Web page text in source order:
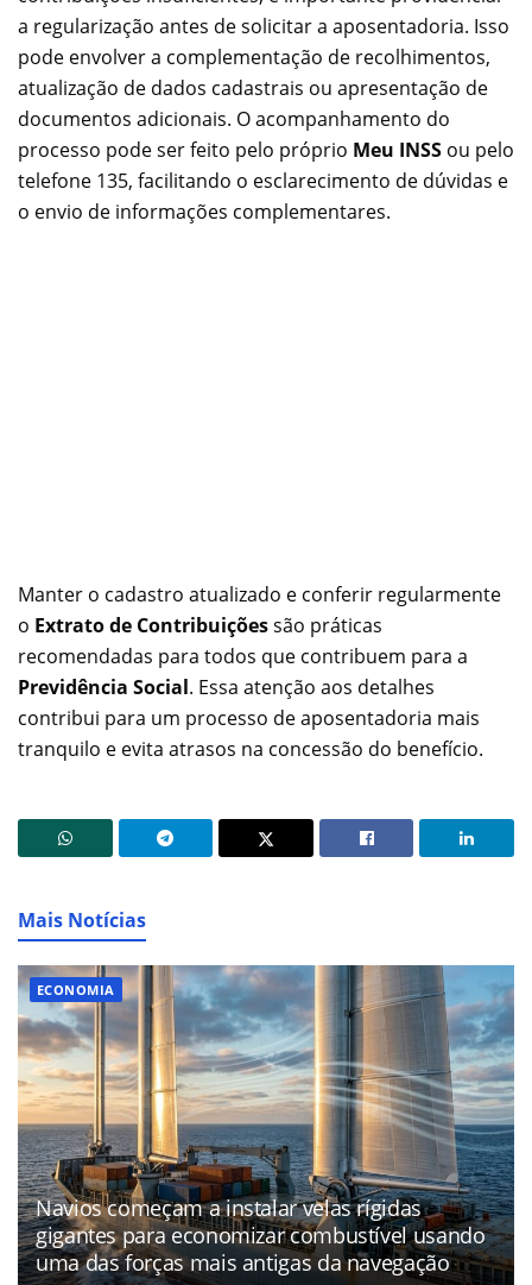
a regularização antes de solicitar a aposentadoria. Isso
pode envolver a complementação de recolhimentos,
atualização de dados cadastrais ou apresentação de
documentos adicionais. O acompanhamento do
processo pode ser feito pelo próprio Meu INSS ou pelo
telefone 135, facilitando o esclarecimento de dúvidas e
o envio de informações complementares.
Manter o cadastro atualizado e conferir regularmente
o Extrato de Contribuiçõessão práticas
recomendadas para todos que contribuem para a
Previdência Social. Essa atenção aos detalhes
contribui para um processo de aposentadoria mais
tranquilo e evita atrasos na concessão do benefício.
Mais Notícias
ECONOMIA
Navios começam a instalar velas rígidas
gigantes para economizar combustível usando
uma das forças mais antigas da navegação